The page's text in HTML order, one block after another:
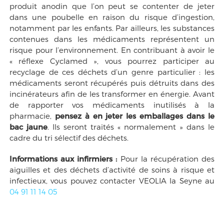
produit anodin que l’on peut se contenter de jeter
dans une poubelle en raison du risque d’ingestion,
notamment par les enfants. Par ailleurs, les substances
contenues dans les médicaments représentent un
risque pour l’environnement. En contribuant à avoir le
« réflexe Cyclamed », vous pourrez participer au
recyclage de ces déchets d’un genre particulier : les
médicaments seront récupérés puis détruits dans des
incinérateurs afin de les transformer en énergie. Avant
de rapporter vos médicaments inutilisés à la
pharmacie, pensez à en jeter les emballages dans le
bac jaune. Ils seront traités « normalement » dans le
cadre du tri sélectif des déchets.
Informations aux infirmiers : Pour la récupération des
aiguilles et des déchets d’activité de soins à risque et
infectieux, vous pouvez contacter VEOLIA la Seyne au
04 91 11 14 05